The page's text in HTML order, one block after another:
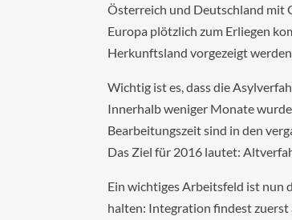
Österreich und Deutschland mit
Europa plötzlich zum Erliegen
Herkunftsland vorgezeigt
Wichtig ist es, dass die
Innerhalb weniger Monate
Bearbeitungszeit sind in den
Das Ziel für 2016 lautet:
Ein wichtiges Arbeitsfeld ist nun
halten: Integration findest zuerst